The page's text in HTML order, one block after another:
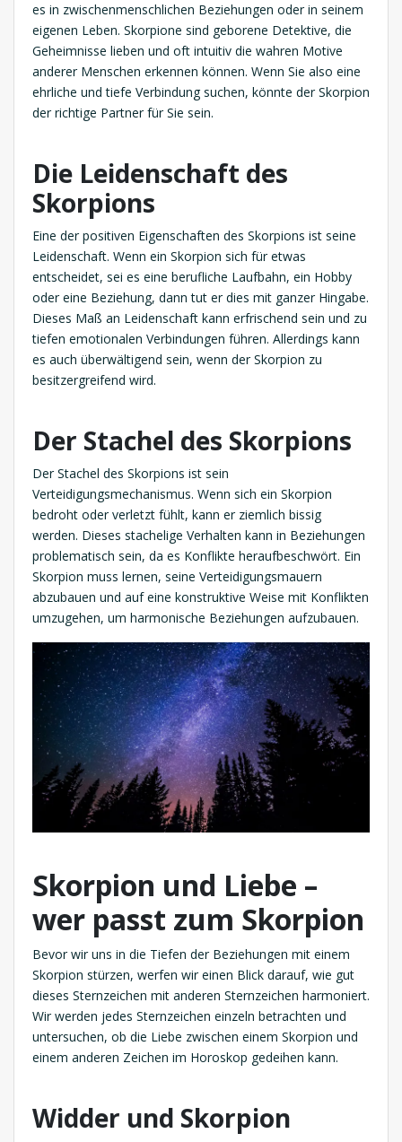
es in zwischenmenschlichen Beziehungen oder in seinem
eigenen Leben. Skorpione sind geborene Detektive, die
Geheimnisse lieben und oft intuitiv die wahren Motive
anderer Menschen erkennen können. Wenn Sie also eine
ehrliche und tiefe Verbindung suchen, könnte der Skorpion
der richtige Partner für Sie sein.
Die Leidenschaft des
Skorpions
Eine der positiven Eigenschaften des Skorpions ist seine
Leidenschaft. Wenn ein Skorpion sich für etwas
entscheidet, sei es eine berufliche Laufbahn, ein Hobby
oder eine Beziehung, dann tut er dies mit ganzer Hingabe.
Dieses Maß an Leidenschaft kann erfrischend sein und zu
tiefen emotionalen Verbindungen führen. Allerdings kann
es auch überwältigend sein, wenn der Skorpion zu
besitzergreifend wird.
Der Stachel des Skorpions
Der Stachel des Skorpions ist sein
Verteidigungsmechanismus. Wenn sich ein Skorpion
bedroht oder verletzt fühlt, kann er ziemlich bissig
werden. Dieses stachelige Verhalten kann in Beziehungen
problematisch sein, da es Konflikte heraufbeschwört. Ein
Skorpion muss lernen, seine Verteidigungsmauern
abzubauen und auf eine konstruktive Weise mit Konflikten
umzugehen, um harmonische Beziehungen aufzubauen.
Skorpion und Liebe –
wer passt zum Skorpion
Bevor wir uns in die Tiefen der Beziehungen mit einem
Skorpion stürzen, werfen wir einen Blick darauf, wie gut
dieses Sternzeichen mit anderen Sternzeichen harmoniert.
Wir werden jedes Sternzeichen einzeln betrachten und
untersuchen, ob die Liebe zwischen einem Skorpion und
einem anderen Zeichen im Horoskop gedeihen kann.
Widder und Skorpion